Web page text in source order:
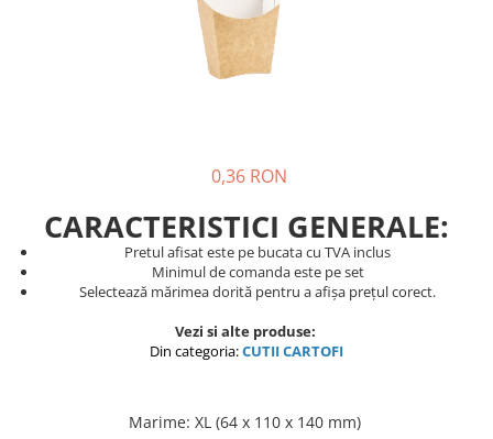
Pungi de hartie ciocolatii
Cutii mancare chinezeasca
Boluri unica folosinta din trestie
Suporti pahare din carton
Barcute din carton
Sosiere din plastic cu capac
0,36 RON
CARACTERISTICI GENERALE:
Pretul afisat este pe bucata cu TVA inclus
Minimul de comanda este pe set
Selectează mărimea dorită pentru a afișa prețul corect.
Vezi si alte produse:
Din categoria:CUTII CARTOFI
Marime: XL (64 x 110 x 140 mm)